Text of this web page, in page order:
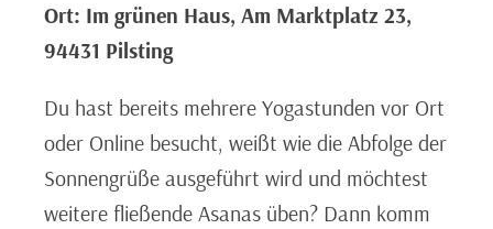
Ort: Im grünen Haus, Am Marktplatz 23,
94431 Pilsting
Du hast bereits mehrere Yogastunden vor Ort
oder Online besucht, weißt wie die Abfolge der
Sonnengrüße ausgeführt wird und möchtest
weitere fließende Asanas üben? Dann komm